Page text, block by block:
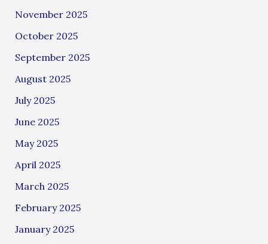
November 2025
October 2025
September 2025
August 2025
July 2025
June 2025
May 2025
April 2025
March 2025
February 2025
January 2025